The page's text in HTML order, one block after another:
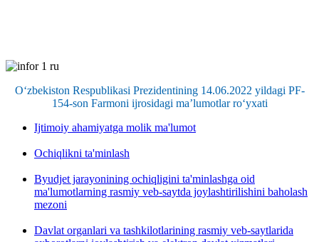
O‘zbekiston Respublikasi Prezidentining 14.06.2022 yildagi PF-
154-son Farmoni ijrosidagi ma’lumotlar ro‘yxati
Ijtimoiy ahamiyatga molik ma'lumot
Ochiqlikni ta'minlash
Byudjet jarayonining ochiqligini ta'minlashga oid
ma'lumotlarning rasmiy veb-saytda joylashtirilishini baholash
mezoni
Davlat organlari va tashkilotlarining rasmiy veb-saytlarida